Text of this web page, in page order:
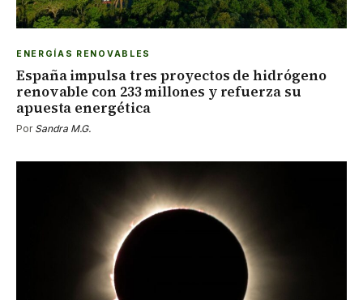
ENERGÍAS RENOVABLES
España impulsa tres proyectos de hidrógeno
renovable con 233 millones y refuerza su
apuesta energética
Por Sandra M.G.